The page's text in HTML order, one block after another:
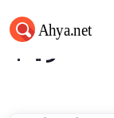
ارتياب